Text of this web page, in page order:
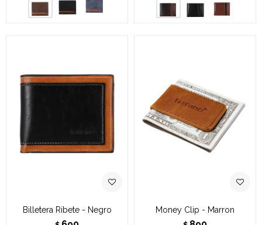
Billetera Ribete - Negro Money Clip - Marron